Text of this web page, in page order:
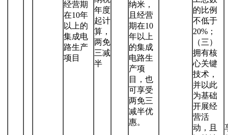
的比例
不低于
20%；
（三）
拥有核
心关键
技术，
并以此
为基础
开展经
营活
动，且
经营期
在10年
以上的
集成电
路生产
项目
年度
起计
算，
两免
三减
半
纳米，
且经营
期在10
年以上
的集成
电路生
产项
目，也
可享受
两免三
减半优
惠。